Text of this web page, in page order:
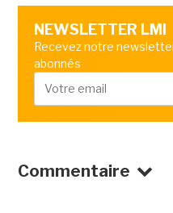
NEWSLETTER LMI
Recevez notre
abonnés
Commentaire